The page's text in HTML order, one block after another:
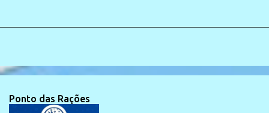
Ponto das Rações